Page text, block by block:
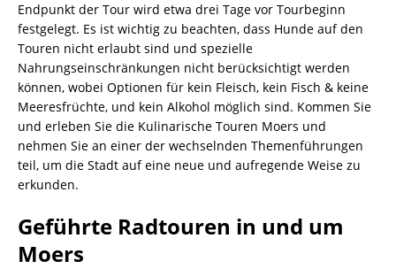
Endpunkt der Tour wird etwa drei Tage vor Tourbeginn
festgelegt. Es ist wichtig zu beachten, dass Hunde auf den
Touren nicht erlaubt sind und spezielle
Nahrungseinschränkungen nicht berücksichtigt werden
können, wobei Optionen für kein Fleisch, kein Fisch & keine
Meeresfrüchte, und kein Alkohol möglich sind. Kommen Sie
und erleben Sie die Kulinarische Touren Moers und
nehmen Sie an einer der wechselnden Themenführungen
teil, um die Stadt auf eine neue und aufregende Weise zu
erkunden.
Geführte Radtouren in und um
Moers